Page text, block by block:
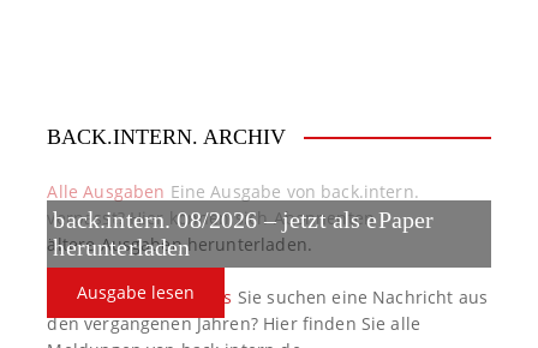
back.intern. 08/2026 – jetzt als ePaper
herunterladen
Ausgabe lesen
BACK.INTERN. ARCHIV
Alle Ausgaben Eine Ausgabe von back.intern.
verpasst? Hier können sich Abonnenten
ältere Ausgaben herunterladen.
back.intern. Top-News Sie suchen eine Nachricht aus
den vergangenen Jahren? Hier finden Sie alle